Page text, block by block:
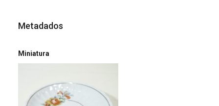
Metadados
Miniatura